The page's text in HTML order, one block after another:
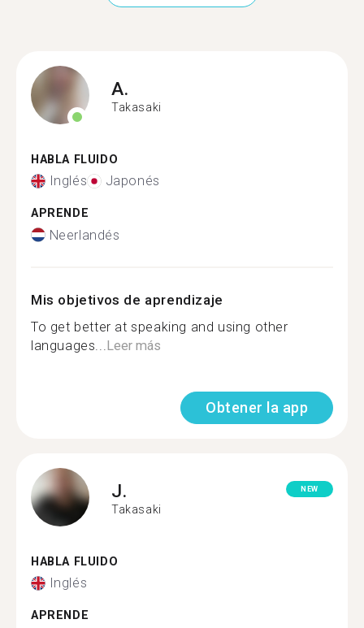
A.
Takasaki
HABLA FLUIDO
Inglés Japonés
APRENDE
Neerlandés
Mis objetivos de aprendizaje
To get better at speaking and using other
languages... Leer más
Obtener la app
J.
Takasaki
NEW
HABLA FLUIDO
Inglés
APRENDE